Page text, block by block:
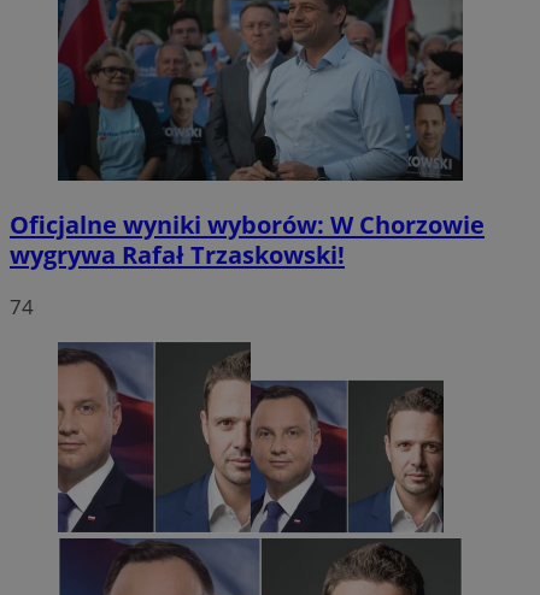
Oficjalne wyniki wyborów: W Chorzowie
wygrywa Rafał Trzaskowski!
74